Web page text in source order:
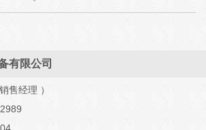
有限公司
售经理 ）